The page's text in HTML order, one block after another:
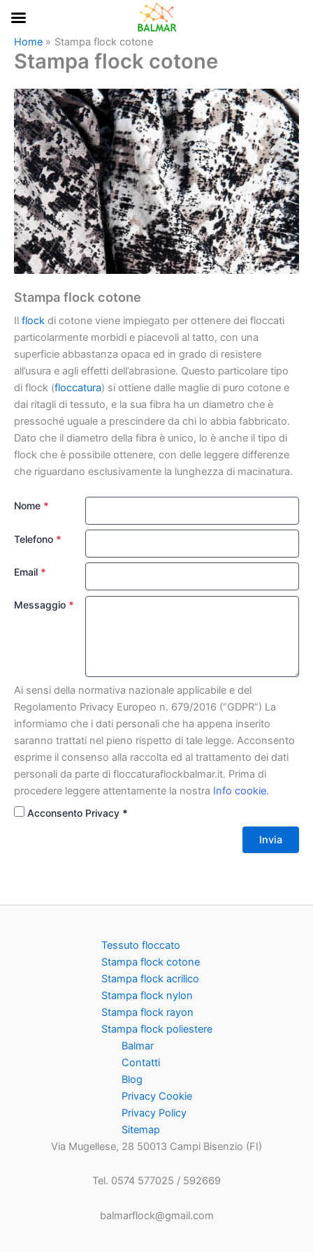
Home Stampa flock cotone
Stampa flock cotone
Stampa flock cotone
Il flock di cotone viene impiegato per ottenere dei floccati
particolarmente morbidi e piacevoli al tatto, con una
superficie abbastanza opaca ed in grado di resistere
all’usura e agli effetti dell’abrasione. Questo particolare tipo
di flock (floccatura) si ottiene dalle maglie di puro cotone e
dai ritagli di tessuto, e la sua fibra ha un diametro che è
pressoché uguale a prescindere da chi lo abbia fabbricato.
Dato che il diametro della fibra è unico, lo è anche il tipo di
flock che è possibile ottenere, con delle leggere differenze
che riguardano esclusivamente la lunghezza di macinatura.
Nome *
Telefono *
Email *
Messaggio *
Ai sensi della normativa nazionale applicabile e del
Regolamento Privacy Europeo n. 679/2016 (“GDPR”) La
informiamo che i dati personali che ha appena inserito
saranno trattati nel pieno rispetto di tale legge. Acconsento
esprime il consenso alla raccolta ed al trattamento dei dati
personali da parte di floccaturaflockbalmar.it. Prima di
procedere leggere attentamente la nostra Info cookie.
Acconsento Privacy *
Invia
Tessuto floccato
Stampa flock cotone
Stampa flock acrilico
Stampa flock nylon
Stampa flock rayon
Stampa flock poliestere
Balmar
Contatti
Blog
Privacy Cookie
Privacy Policy
Sitemap
Via Mugellese, 28 50013 Campi Bisenzio (FI)
Tel. 0574 577025 / 592669
balmarflock@gmail.com